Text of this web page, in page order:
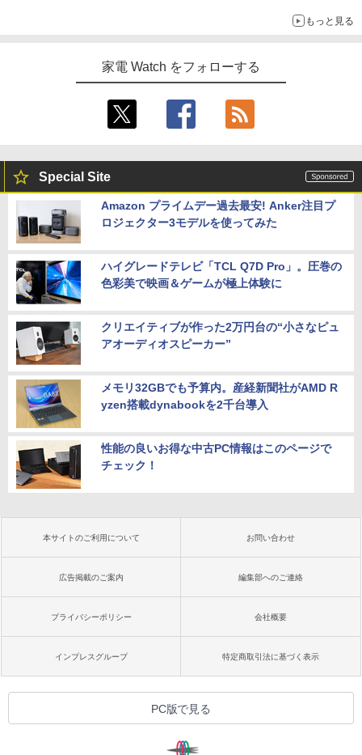
もっと見る
家電 Watch をフォローする
Special Site
Amazon プライムデー過去最安! Anker注目プ
ロジェクター3モデルを使ってみた
ハイグレードテレビ「TCL Q7D Pro」。圧巻の
色彩美で映画＆ゲームが極上体験に
クリエイティブが作った2万円台の“小さなピュ
アオーディオスピーカー”
メモリ32GBでも予算内。産経新聞社がAMD R
yzen搭載dynabookを2千台導入
性能の良いお得な中古PC情報はこのページで
チェック！
本サイトのご利用について お問い合わせ
広告掲載のご案内 編集部へのご連絡
プライバシーポリシー 会社概要
インプレスグループ 特定商取引法に基づく表示
PC版で見る